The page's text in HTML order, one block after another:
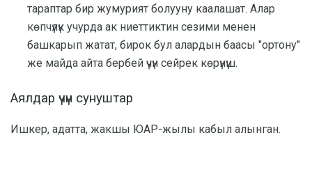
тараптар бир жумурият болууну каалашат. Алар
көпчүлүк учурда ак ниеттиктин сезими менен
башкарып жатат, бирок бул алардын баасы "ортону"
же майда айта бербей үчүн сейрек көрүнүш.
Аялдар үчүн сунуштар
Ишкер, адатта, жакшы ЮАР-жылы кабыл алынган.